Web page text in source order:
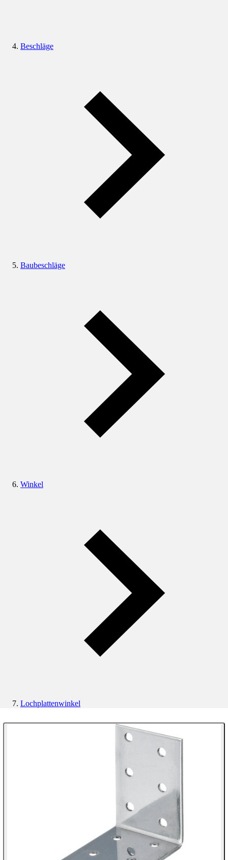
Beschläge
Baubeschläge
Winkel
Lochplattenwinkel